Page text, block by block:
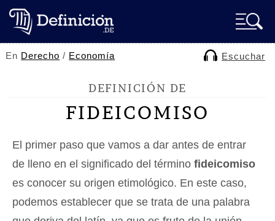
En Derecho / Economía Escuchar
DEFINICIÓN DE
FIDEICOMISO
El primer paso que vamos a dar antes de entrar
de lleno en el significado del término fideicomiso
es conocer su origen etimológico. En este caso,
podemos establecer que se trata de una palabra